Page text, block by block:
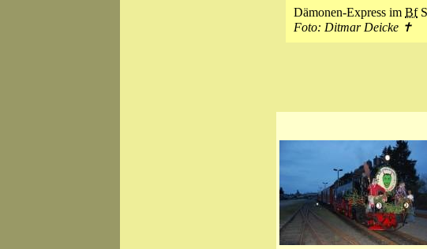
Dämonen-Express im Bf
Foto: Ditmar Deicke ✝